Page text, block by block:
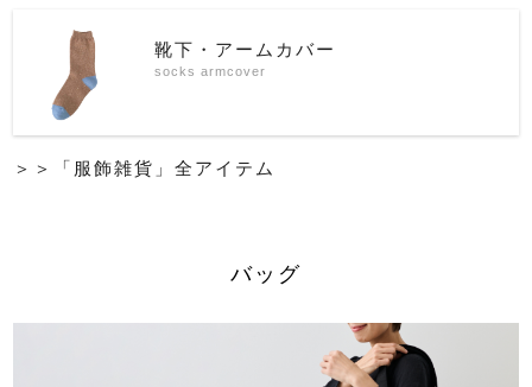
靴下・アームカバー
socks armcover
＞＞「服飾雑貨」全アイテム
バッグ